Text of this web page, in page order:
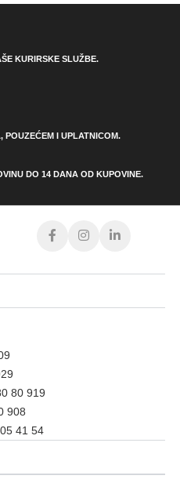
KURIRSKE SLUŽBE.
POUZEĆEM I UPLATNICOM.
DO 14 DANA OD KUPOVINE.
80 919
908
41 54